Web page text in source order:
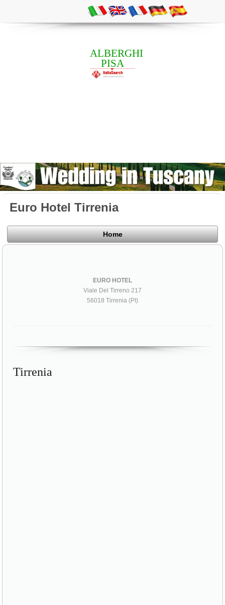
ALBERGHI
PISA
Euro Hotel Tirrenia
Home
EURO HOTEL
Viale Del Tirreno 217
56018 Tirrenia (PI)
Tirrenia